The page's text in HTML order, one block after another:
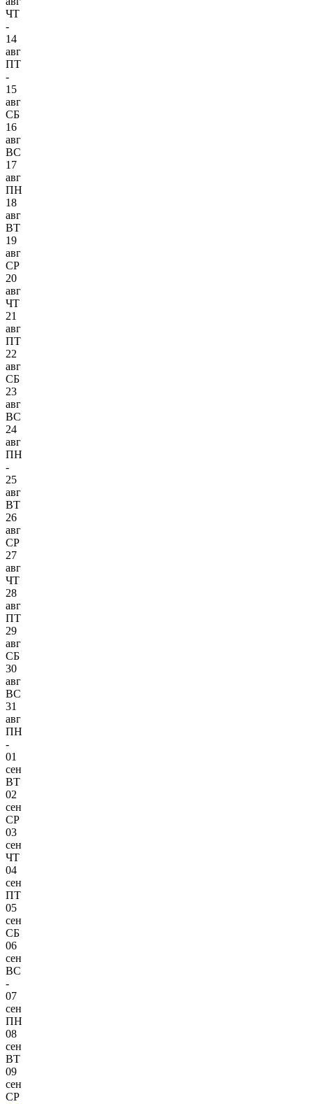
ЧТ
-
14
авг
ПТ
-
15
авг
СБ
16
авг
ВС
17
авг
ПН
18
авг
ВТ
19
авг
СР
20
авг
ЧТ
21
авг
ПТ
22
авг
СБ
23
авг
ВС
24
авг
ПН
-
25
авг
ВТ
26
авг
СР
27
авг
ЧТ
28
авг
ПТ
29
авг
СБ
30
авг
ВС
31
авг
ПН
-
01
сен
ВТ
02
сен
СР
03
сен
ЧТ
04
сен
ПТ
05
сен
СБ
06
сен
ВС
-
07
сен
ПН
08
сен
ВТ
09
сен
СР